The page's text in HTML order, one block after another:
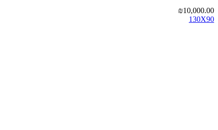
₪10,000.00
130X90